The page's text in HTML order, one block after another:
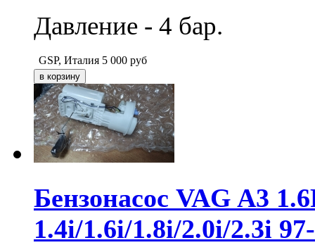
Давление - 4 бар.
GSP, Италия 5 000 руб
Бензонасос VAG A3
1.4i/1.6i/1.8i/2.0i/2.3i